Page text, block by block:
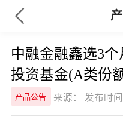
中融金融鑫选3
投资基金(A类份
更新
产品公告 来源： 发布时